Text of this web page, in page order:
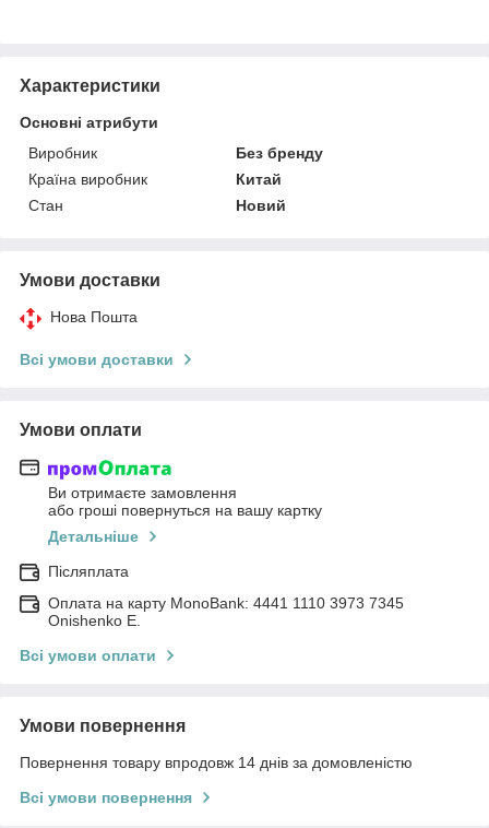
Характеристики
Основні атрибути
Виробник
Без бренду
Країна виробник
Китай
Стан
Новий
Умови доставки
Нова Пошта
Всі умови доставки
Умови оплати
Ви отримаєте замовлення
або гроші повернуться на вашу картку
Детальніше
Післяплата
Оплата на карту MonoBank: 4441 1110 3973 7345
Onishenko E.
Всі умови оплати
Умови повернення
Повернення товару впродовж 14 днів за домовленістю
Всі умови повернення